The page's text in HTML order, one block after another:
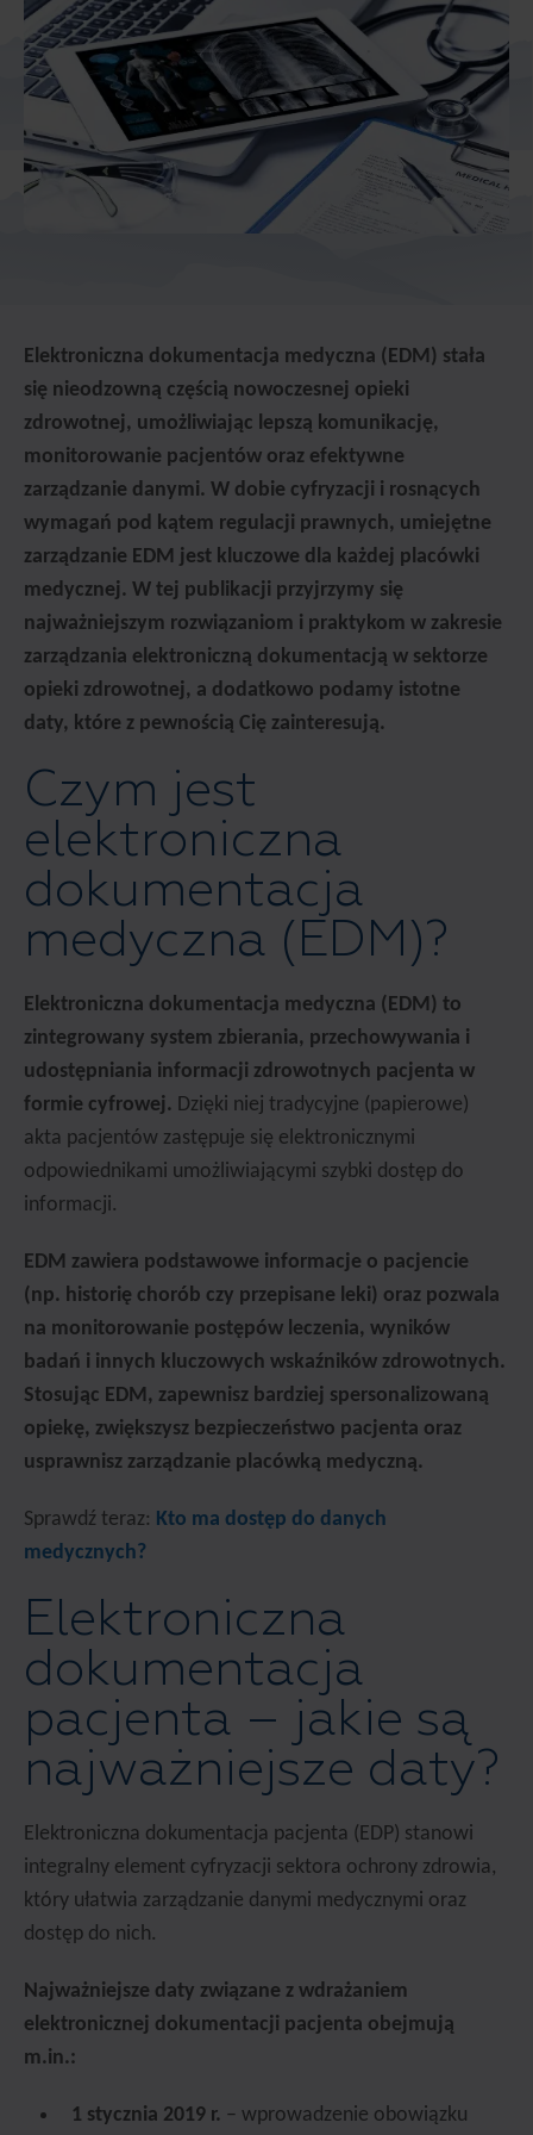
Elektroniczna dokumentacja medyczna (EDM) stała
się nieodzowną częścią nowoczesnej opieki
zdrowotnej, umożliwiając lepszą komunikację,
monitorowanie pacjentów oraz efektywne
zarządzanie danymi. W dobie cyfryzacji i rosnących
wymagań pod kątem regulacji prawnych, umiejętne
zarządzanie EDM jest kluczowe dla każdej placówki
medycznej. W tej publikacji przyjrzymy się
najważniejszym rozwiązaniom i praktykom w zakresie
zarządzania elektroniczną dokumentacją w sektorze
opieki zdrowotnej, a dodatkowo podamy istotne
daty, które z pewnością Cię zainteresują.
Czym jest
elektroniczna
dokumentacja
medyczna (EDM)?
Elektroniczna dokumentacja medyczna (EDM) to
zintegrowany system zbierania, przechowywania i
udostępniania informacji zdrowotnych pacjenta w
formie cyfrowej. Dzięki niej tradycyjne (papierowe)
akta pacjentów zastępuje się elektronicznymi
odpowiednikami umożliwiającymi szybki dostęp do
informacji.
EDM zawiera podstawowe informacje o pacjencie
(np. historię chorób czy przepisane leki) oraz pozwala
na monitorowanie postępów leczenia, wyników
badań i innych kluczowych wskaźników zdrowotnych.
Stosując EDM, zapewnisz bardziej spersonalizowaną
opiekę, zwiększysz bezpieczeństwo pacjenta oraz
usprawnisz zarządzanie placówką medyczną.
Sprawdź teraz: Kto ma dostęp do danych
medycznych?
Elektroniczna
dokumentacja
pacjenta – jakie są
najważniejsze daty?
Elektroniczna dokumentacja pacjenta (EDP) stanowi
integralny element cyfryzacji sektora ochrony zdrowia,
który ułatwia zarządzanie danymi medycznymi oraz
dostęp do nich.
Najważniejsze daty związane z wdrażaniem
elektronicznej dokumentacji pacjenta obejmują
m.in.:
1 stycznia 2019 r. – wprowadzenie obowiązku